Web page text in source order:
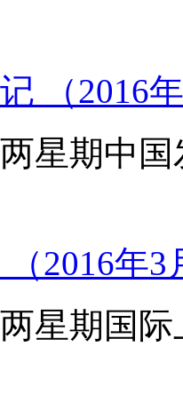
（2016
星期中
（2016年
星期国